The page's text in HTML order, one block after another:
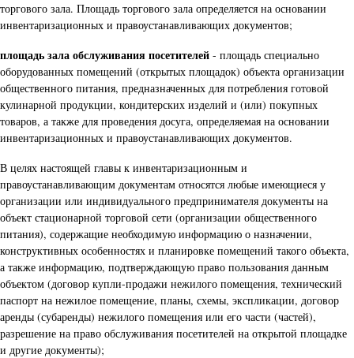
торгового зала. Площадь торгового зала определяется на основании
инвентаризационных и правоустанавливающих документов;
площадь зала обслуживания посетителей - площадь специально
оборудованных помещений (открытых площадок) объекта организации
общественного питания, предназначенных для потребления готовой
кулинарной продукции, кондитерских изделий и (или) покупных
товаров, а также для проведения досуга, определяемая на основании
инвентаризационных и правоустанавливающих документов.
В целях настоящей главы к инвентаризационным и
правоустанавливающим документам относятся любые имеющиеся у
организации или индивидуального предпринимателя документы на
объект стационарной торговой сети (организации общественного
питания), содержащие необходимую информацию о назначении,
конструктивных особенностях и планировке помещений такого объекта,
а также информацию, подтверждающую право пользования данным
объектом (договор купли-продажи нежилого помещения, технический
паспорт на нежилое помещение, планы, схемы, экспликации, договор
аренды (субаренды) нежилого помещения или его части (частей),
разрешение на право обслуживания посетителей на открытой площадке
и другие документы);